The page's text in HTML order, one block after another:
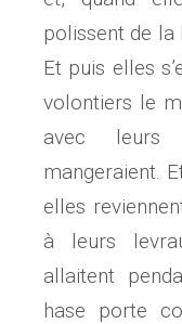
polissent de la
Et puis elles
volontiers le
avec leurs
mangeraient.
elles
à leurs
allaitent
hase porte